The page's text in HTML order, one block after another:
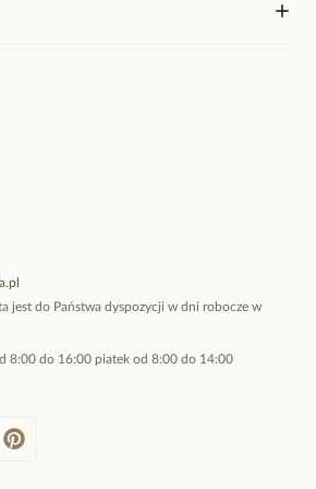
bransoletki, okazałe kolczyki,
jest do Państwa dyspozycji w dni robocze w
8:00 do 16:00 piatek od 8:00 do 14:00